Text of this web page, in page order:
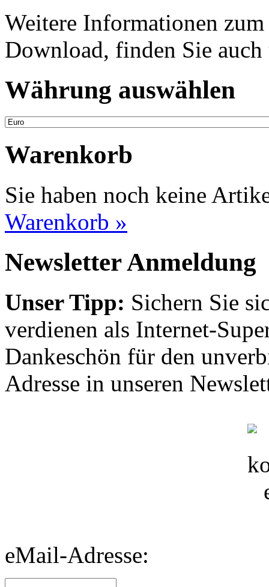
Weitere Informationen
Download, finden Sie
Währung auswählen
Warenkorb
Sie haben noch keine
Warenkorb »
Newsletter Anmeldung
Unser Tipp: Sichern Sie
verdienen als Internet-
Dankeschön für den
Adresse in unseren
eMail-Adresse: